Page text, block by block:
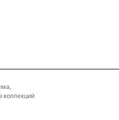
коллекций